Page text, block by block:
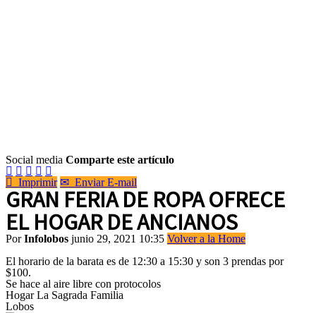
Social media Comparte este artículo
    
 Imprimir ✉ Enviar E-mail
GRAN FERIA DE ROPA OFRECE
EL HOGAR DE ANCIANOS
PorInfolobos junio 29, 2021 10:35 Volver a la Home
El horario de la barata es de 12:30 a 15:30 y son 3 prendas por
$100.
Se hace al aire libre con protocolos
Hogar La Sagrada Familia
Lobos